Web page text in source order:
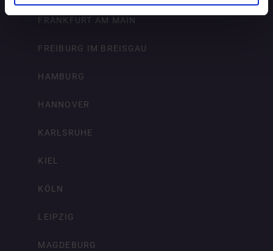
FRANKFURT AM MAIN
FREIBURG IM BREISGAU
HAMBURG
HANNOVER
KARLSRUHE
KIEL
KÖLN
LEIPZIG
MAGDEBURG